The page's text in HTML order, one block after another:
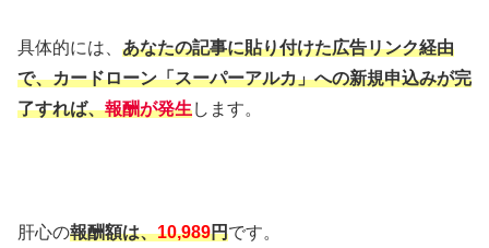
具体的には、 あなたの記事に貼り付けた広告リンク経由
で、カードローン「スーパーアルカ」への新規申込みが完
了すれば、報酬が発生します。
肝心の報酬額は、10,989円です。